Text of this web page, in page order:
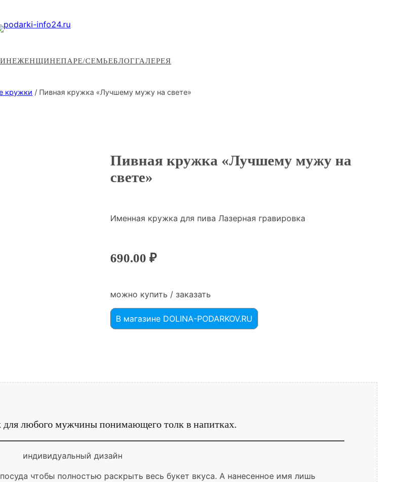
ЖЕНЩИНЕПАРЕ/СЕМЬЕБЛОГГАЛЕРЕЯ
кружки / Пивная кружка «Лучшему мужу на свете»
Пивная кружка «Лучшему мужу на
свете»
Именная кружка для пива Лазерная гравировка
690.00₽
можно купить / заказать
В магазине DOLINA-PODARKOV.RU
для любого мужчины понимающего толк в напитках.
индивидуальный дизайн
чтобы полностью раскрыть весь букет вкуса. А нанесенное имя лишь